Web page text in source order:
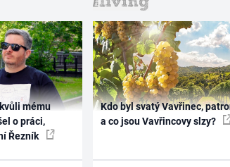
mému
o práci,
Řezník
Kdo byl svatý Vavřinec,
a co jsou Vavřincovy slzy?